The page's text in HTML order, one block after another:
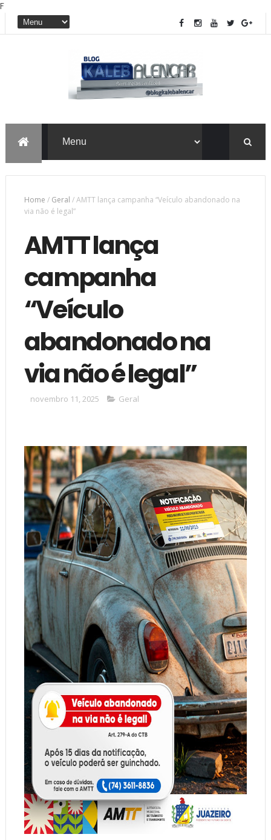
F
Home / Geral /AMTT lança campanha “Veículo abandonado na
via não é legal”
AMTT lança
campanha
“Veículo
abandonado na
via não é legal”
novembro 11, 2025 Geral